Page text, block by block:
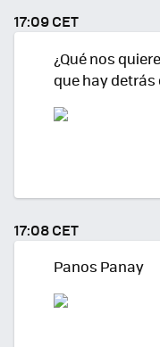
17:09 CET
¿Qué nos
que hay detrás
17:08 CET
Panos Panay